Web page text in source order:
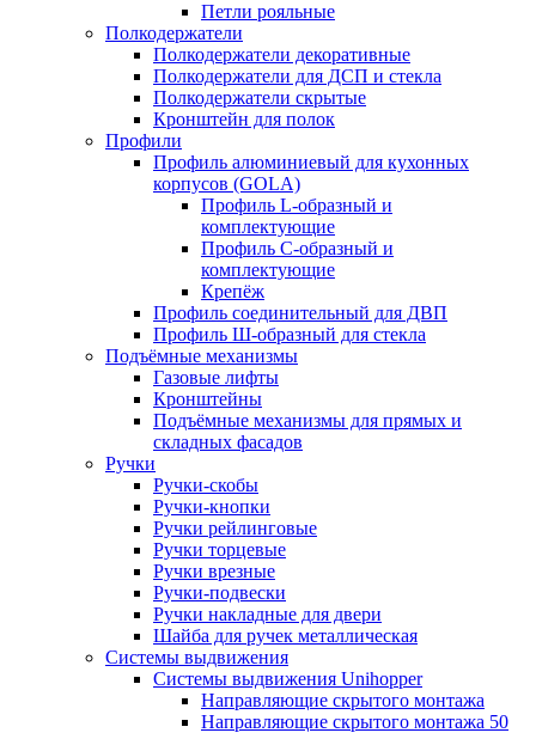
Петли рояльные
Полкодержатели
Полкодержатели декоративные
Полкодержатели для ДСП и стекла
Полкодержатели скрытые
Кронштейн для полок
Профили
Профиль алюминиевый для кухонных
корпусов (GOLA)
Профиль L-образный и
комплектующие
Профиль C-образный и
комплектующие
Крепёж
Профиль соединительный для ДВП
Профиль Ш-образный для стекла
Подъёмные механизмы
Газовые лифты
Кронштейны
Подъёмные механизмы для прямых и
складных фасадов
Ручки
Ручки-скобы
Ручки-кнопки
Ручки рейлинговые
Ручки торцевые
Ручки врезные
Ручки-подвески
Ручки накладные для двери
Шайба для ручек металлическая
Системы выдвижения
Системы выдвижения Unihopper
Направляющие скрытого монтажа
Направляющие скрытого монтажа 50